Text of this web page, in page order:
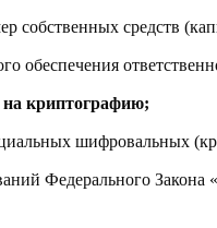
собственных средств
обеспечения
на криптографию;
шифровальных
Федерального